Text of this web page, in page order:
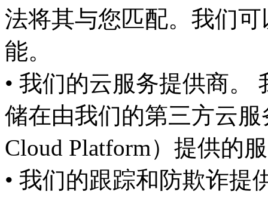
法将其与您匹配。我们
能。
• 我们的云服务提供商。
储在由我们的第三方云
Cloud Platform）提供的
• 我们的跟踪和防欺诈提